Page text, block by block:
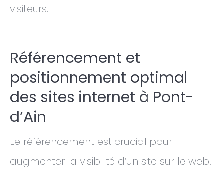
visiteurs.
Référencement et
positionnement optimal
des sites internet à Pont-
d’Ain
Le référencement est crucial pour
augmenter la visibilité d’un site sur le web.